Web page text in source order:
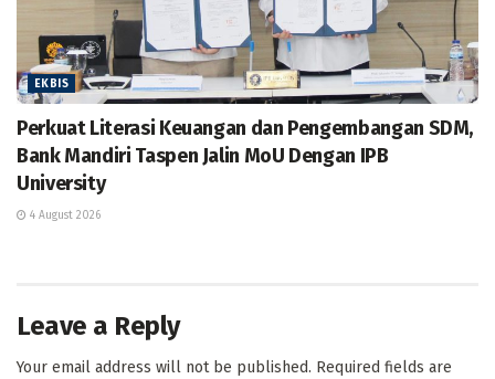
EKBIS
Perkuat Literasi Keuangan dan Pengembangan SDM,
Bank Mandiri Taspen Jalin MoU Dengan IPB
University
4 August 2026
Leave a Reply
Your email address will not be published. Required fields are